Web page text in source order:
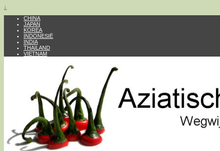
↓
CHINA
JAPAN
KOREA
INDONESIË
INDIA
THAILAND
VIETNAM